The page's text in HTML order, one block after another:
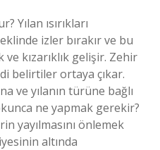
Yılan ısırıkları
izler bırakır ve bu
kızarıklık gelişir. Zehir
belirtiler ortaya çıkar.
ve yılanın türüne bağlı
ne yapmak gerekir?
yayılmasını önlemek
altında